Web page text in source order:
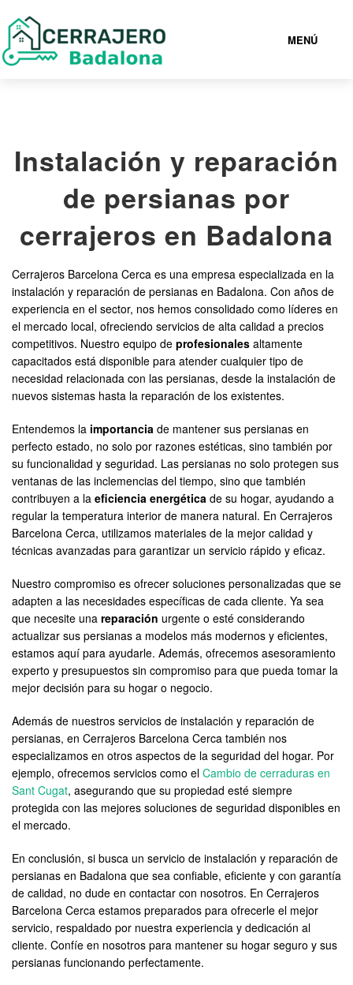
MENÚ
936943024
CERRAJEROS BADALONA BARATOS
SERVICIOS
CONTACTAR
Instalación y reparación
de persianas por
cerrajeros en Badalona
Cerrajeros Barcelona Cerca es una empresa especializada en la
instalación y reparación de persianas en Badalona. Con años de
experiencia en el sector, nos hemos consolidado como líderes en
el mercado local, ofreciendo servicios de alta calidad a precios
competitivos. Nuestro equipo de profesionales altamente
capacitados está disponible para atender cualquier tipo de
necesidad relacionada con las persianas, desde la instalación de
nuevos sistemas hasta la reparación de los existentes.
Entendemos la importancia de mantener sus persianas en
perfecto estado, no solo por razones estéticas, sino también por
su funcionalidad y seguridad. Las persianas no solo protegen sus
ventanas de las inclemencias del tiempo, sino que también
contribuyen a la eficiencia energética de su hogar, ayudando a
regular la temperatura interior de manera natural. En Cerrajeros
Barcelona Cerca, utilizamos materiales de la mejor calidad y
técnicas avanzadas para garantizar un servicio rápido y eficaz.
Nuestro compromiso es ofrecer soluciones personalizadas que se
adapten a las necesidades específicas de cada cliente. Ya sea
que necesite una reparación urgente o esté considerando
actualizar sus persianas a modelos más modernos y eficientes,
estamos aquí para ayudarle. Además, ofrecemos asesoramiento
experto y presupuestos sin compromiso para que pueda tomar la
mejor decisión para su hogar o negocio.
Además de nuestros servicios de instalación y reparación de
persianas, en Cerrajeros Barcelona Cerca también nos
especializamos en otros aspectos de la seguridad del hogar. Por
ejemplo, ofrecemos servicios como el Cambio de cerraduras en
Sant Cugat, asegurando que su propiedad esté siempre
protegida con las mejores soluciones de seguridad disponibles en
el mercado.
En conclusión, si busca un servicio de instalación y reparación de
persianas en Badalona que sea confiable, eficiente y con garantía
de calidad, no dude en contactar con nosotros. En Cerrajeros
Barcelona Cerca estamos preparados para ofrecerle el mejor
servicio, respaldado por nuestra experiencia y dedicación al
cliente. Confíe en nosotros para mantener su hogar seguro y sus
persianas funcionando perfectamente.